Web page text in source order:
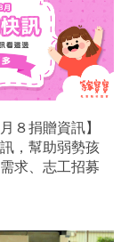
８捐贈資訊】
，幫助弱勢孩
求、志工招募